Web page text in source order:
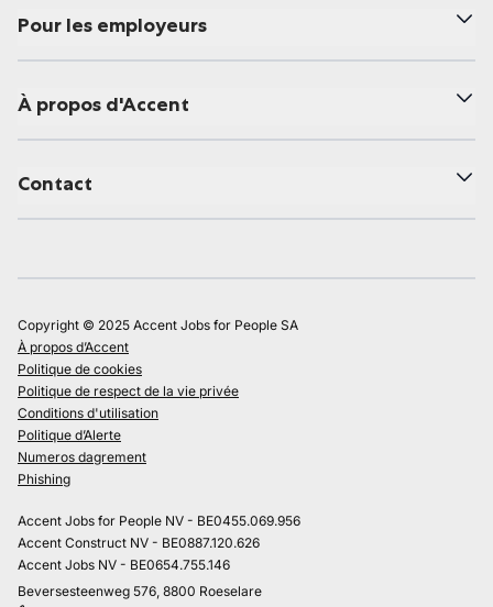
Pour les employeurs
À propos d'Accent
Contact
Copyright © 2025 Accent Jobs for People SA
À propos d’Accent
Politique de cookies
Politique de respect de la vie privée
Conditions d'utilisation
Politique d’Alerte
Numeros dagrement
Phishing
Accent Jobs for People NV - BE0455.069.956
Accent Construct NV - BE0887.120.626
Accent Jobs NV - BE0654.755.146
Beversesteenweg 576, 8800 Roeselare